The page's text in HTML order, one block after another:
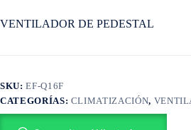
VENTILADOR DE PEDESTAL
SKU:EF-Q16F
CATEGORÍAS: CLIMATIZACIÓN,